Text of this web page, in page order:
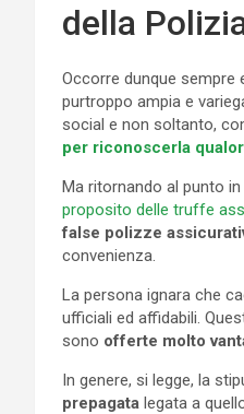
della
Occorre dunque sempre
purtroppo ampia e
social e non soltanto,
per riconoscerla
Ma ritornando al punto
proposito delle truffe
false polizze
convenienza.
La persona ignara che
ufficiali ed affidabili.
sono offerte molto
In genere, si legge, la
prepagata legata a